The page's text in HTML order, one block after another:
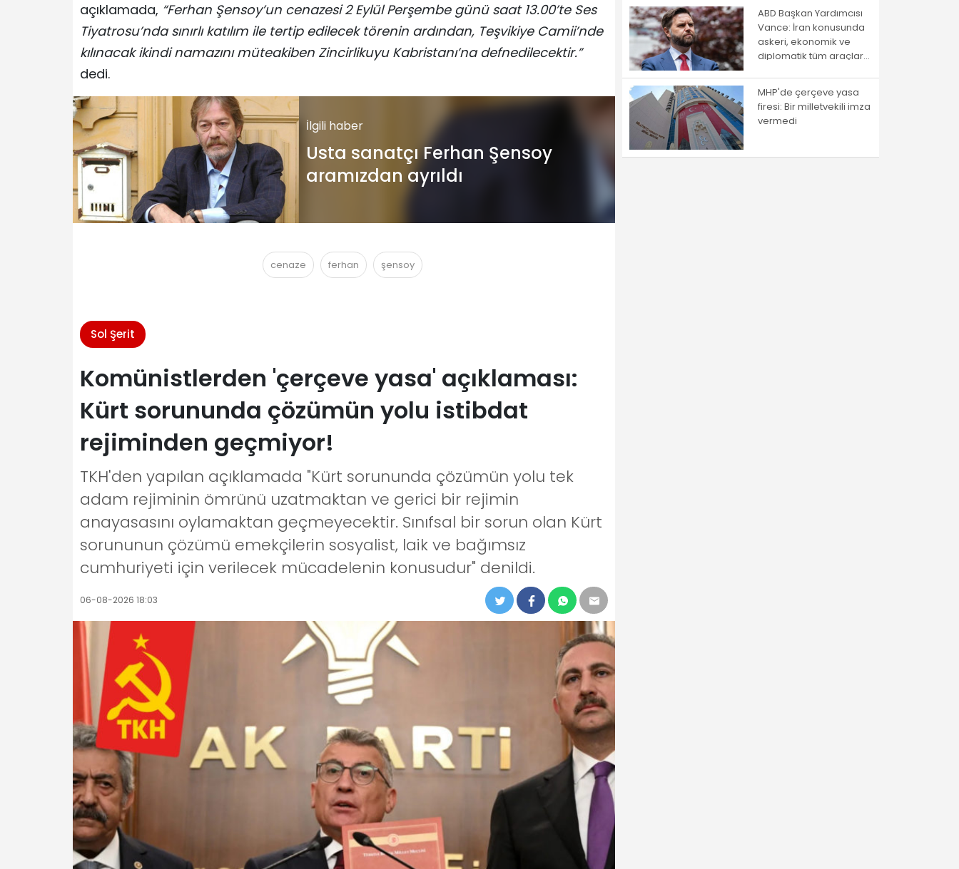
açıklamada, “Ferhan Şensoy’un cenazesi 2 Eylül Perşembe günü saat 13.00’te Ses
Tiyatrosu’nda sınırlı katılım ile tertip edilecek törenin ardından, Teşvikiye Camii’nde
kılınacak ikindi namazını müteakiben Zincirlikuyu Kabristanı’na defnedilecektir.”
dedi.
İlgili haber
Usta sanatçı Ferhan Şensoy
aramızdan ayrıldı
cenaze ferhan şensoy
Sol Şerit
Komünistlerden 'çerçeve yasa' açıklaması:
Kürt sorununda çözümün yolu istibdat
rejiminden geçmiyor!
TKH'den yapılan açıklamada "Kürt sorununda çözümün yolu tek
adam rejiminin ömrünü uzatmaktan ve gerici bir rejimin
anayasasını oylamaktan geçmeyecektir. Sınıfsal bir sorun olan Kürt
sorununun çözümü emekçilerin sosyalist, laik ve bağımsız
cumhuriyeti için verilecek mücadelenin konusudur" denildi.
06-08-2026 18:03
ABD Başkan Yardımcısı
Vance: İran konusunda
askeri, ekonomik ve
diplomatik tüm araçlar
MHP'de çerçeve yasa
firesi: Bir milletvekili imza
vermedi